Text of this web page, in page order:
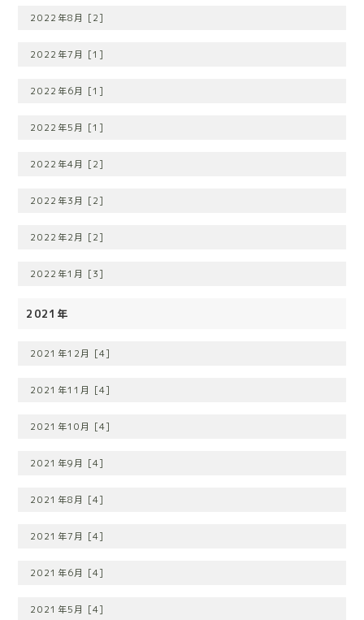
2022年8月 [2]
2022年7月 [1]
2022年6月 [1]
2022年5月 [1]
2022年4月 [2]
2022年3月 [2]
2022年2月 [2]
2022年1月 [3]
2021年
2021年12月 [4]
2021年11月 [4]
2021年10月 [4]
2021年9月 [4]
2021年8月 [4]
2021年7月 [4]
2021年6月 [4]
2021年5月 [4]